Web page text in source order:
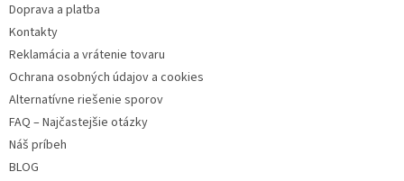
eDoprava a platba
Kontakty
Reklamácia a vrátenie tovaru
Ochrana osobných údajov a cookies
Alternatívne riešenie sporov
FAQ – Najčastejšie otázky
Náš príbeh
BLOG